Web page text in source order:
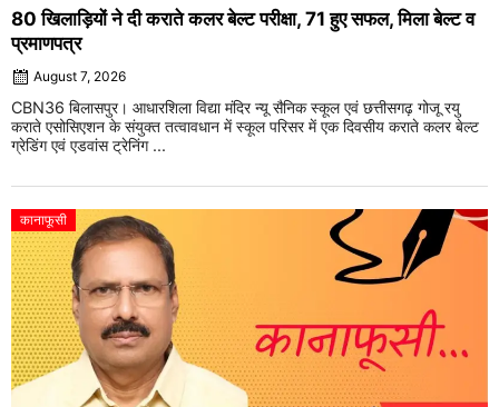
80 खिलाड़ियों ने दी कराते कलर बेल्ट परीक्षा, 71 हुए सफल, मिला बेल्ट व
प्रमाणपत्र
August 7, 2026
CBN36 बिलासपुर। आधारशिला विद्या मंदिर न्यू सैनिक स्कूल एवं छत्तीसगढ़ गोजू रयु
कराते एसोसिएशन के संयुक्त तत्वावधान में स्कूल परिसर में एक दिवसीय कराते कलर बेल्ट
ग्रेडिंग एवं एडवांस ट्रेनिंग ...
कानाफूसी